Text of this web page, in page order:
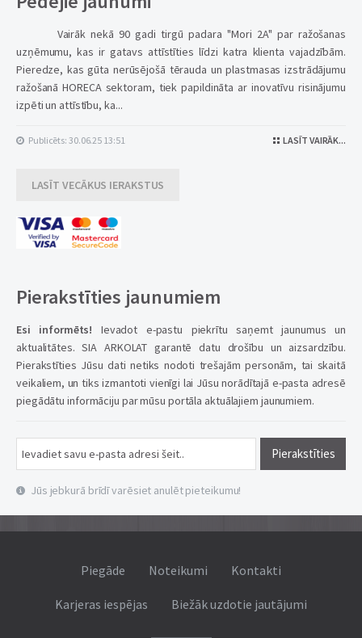
Vairāk nekā 90 gadi tirgū padara "Mori 2A" par ražošanas
uzņēmumu, kas ir gatavs attīstīties līdzi katra klienta vajadzībām.
Pieredze, kas gūta nerūsējošā tērauda un plastmasas izstrādājumu
ražošanā HORECA sektoram, tiek papildināta ar inovatīvu risinājumu
izpēti un attīstību, ka...
Publicēts: 30.06.25 13:51 LASĪT VAIRĀK...
LASĪT VECĀKUS IERAKSTUS
Pierakstīties jaunumiem
Esi informēts! Ievadot e-pastu piekrītu saņemt jaunumus un
aktualitātes. SIA ARKOLAT garantē datu drošību un aizsardzību.
Pierakstīties Jūsu dati netiks nodoti trešajām personām, tai skaitā
veikaliem, un tiks izmantoti vienīgi lai Jūsu norādītajā e-pasta adresē
piegādātu informāciju par mūsu portāla aktuālajiem jaunumiem.
Pierakstīties
Jūs jebkurā brīdī varēsiet anulēt pieteikumu!
Piegāde Noteikumi Kontakti
Karjeras iespējas Biežāk uzdotie jautājumi